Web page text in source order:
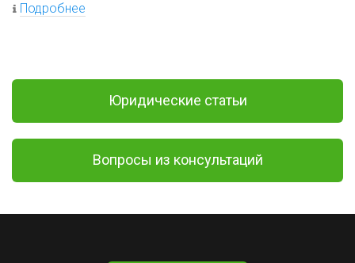
Подробнее
Юридические статьи
Вопросы из консультаций